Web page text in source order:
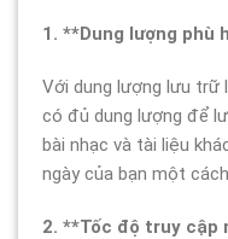
1. **Dung lượng phù
Với dung lượng lưu trữ
có đủ dung lượng để
bài nhạc và tài liệu
ngày của bạn một
2. **Tốc độ truy cập